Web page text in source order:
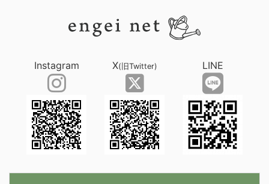
Instagram X(旧Twitter) LINE